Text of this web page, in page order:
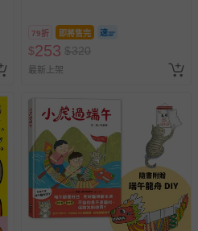
79折 即將售完
$253 $320
最新上架